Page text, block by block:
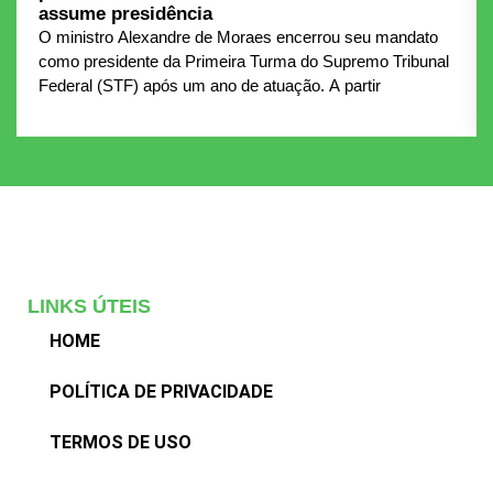
assume presidência
O ministro Alexandre de Moraes encerrou seu mandato
como presidente da Primeira Turma do Supremo Tribunal
Federal (STF) após um ano de atuação. A partir
LINKS ÚTEIS
HOME
POLÍTICA DE PRIVACIDADE
TERMOS DE USO